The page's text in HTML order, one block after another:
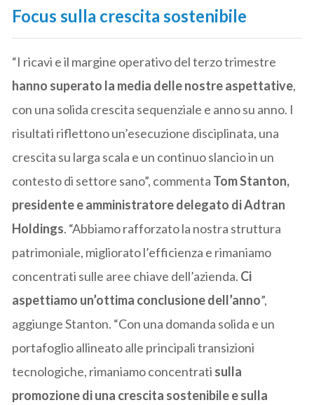
Focus sulla crescita sostenibile
“I ricavi e il margine operativo del terzo trimestre
hanno superato la media delle nostre aspettative,
con una solida crescita sequenziale e anno su anno. I
risultati riflettono un’esecuzione disciplinata, una
crescita su larga scala e un continuo slancio in un
contesto di settore sano”, commenta Tom Stanton,
presidente e amministratore delegato di Adtran
Holdings. “Abbiamo rafforzato la nostra struttura
patrimoniale, migliorato l’efficienza e rimaniamo
concentrati sulle aree chiave dell’azienda. Ci
aspettiamo un’ottima conclusione dell’anno”,
aggiunge Stanton. “Con una domanda solida e un
portafoglio allineato alle principali transizioni
tecnologiche, rimaniamo concentrati sulla
promozione di una crescita sostenibile e sulla